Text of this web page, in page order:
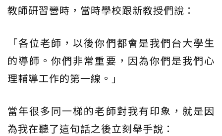
教師研習營時，當時學校跟新教授們說：
「各位老師，以後你們都會是我們台大學生
的導師。你們非常重要，因為你們是我們心
理輔導工作的第一線。」
當年很多同一梯的老師對我有印象，就是因
為我在聽了這句話之後立刻舉手說：